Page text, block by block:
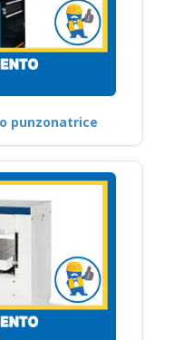
punzonatrice